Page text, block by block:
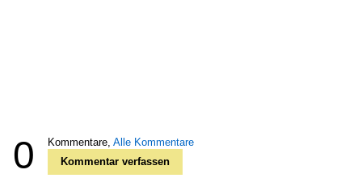
0 Kommentare, Alle Kommentare
Kommentar verfassen